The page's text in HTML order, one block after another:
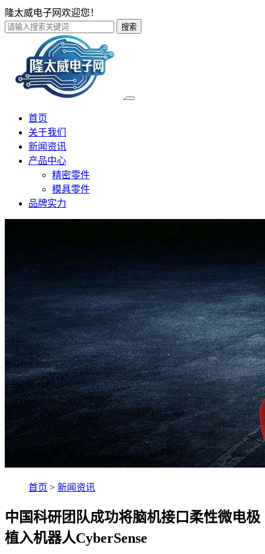
隆太威电子网欢迎您！
搜索
首页
关于我们
新闻资讯
产品中心
精密零件
模具零件
品牌实力
首页 > 新闻资讯
中国科研团队成功将脑机接口柔性微电极
植入机器人CyberSense